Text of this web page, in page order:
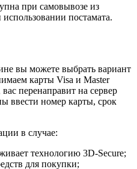
при самовывозе из
постамата.
вы можете выбрать вариант
карты Visa и Master
перенаправит на сервер
ввести номер карты, срок
в случае:
технологию 3D-Secure;
для покупки;